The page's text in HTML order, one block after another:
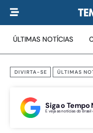
ÚLTIMAS NOTÍCIAS
DIVIRTA-SE ÚLTIMAS
Siga o Tempo
E veja as notícias do